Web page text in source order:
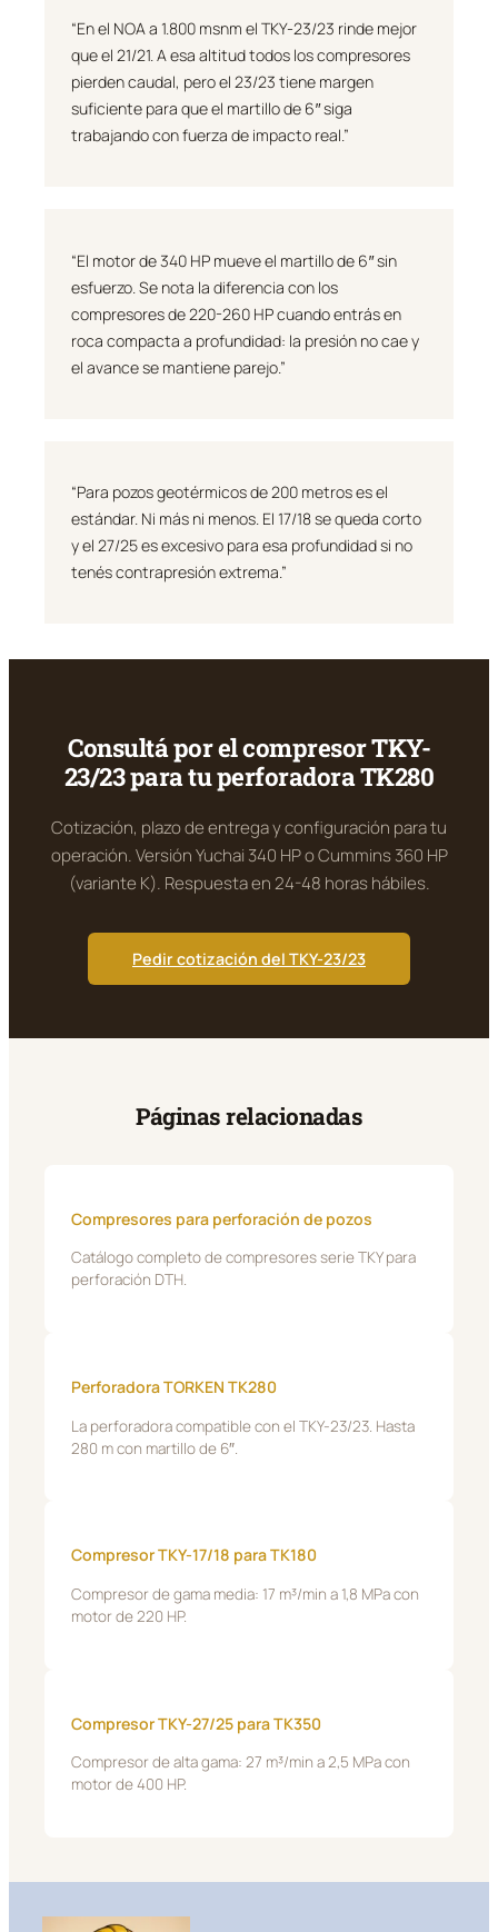
“En el NOA a 1.800 msnm el TKY-23/23 rinde mejor
que el 21/21. A esa altitud todos los compresores
pierden caudal, pero el 23/23 tiene margen
suficiente para que el martillo de 6″ siga
trabajando con fuerza de impacto real.”
“El motor de 340 HP mueve el martillo de 6″ sin
esfuerzo. Se nota la diferencia con los
compresores de 220-260 HP cuando entrás en
roca compacta a profundidad: la presión no cae y
el avance se mantiene parejo.”
“Para pozos geotérmicos de 200 metros es el
estándar. Ni más ni menos. El 17/18 se queda corto
y el 27/25 es excesivo para esa profundidad si no
tenés contrapresión extrema.”
Consultá por el compresor TKY-
23/23 para tu perforadora TK280
Cotización, plazo de entrega y configuración para tu
operación. Versión Yuchai 340 HP o Cummins 360 HP
(variante K). Respuesta en 24-48 horas hábiles.
Pedir cotización del TKY-23/23
Páginas relacionadas
Compresores para perforación de pozos
Catálogo completo de compresores serie TKY para
perforación DTH.
Perforadora TORKEN TK280
La perforadora compatible con el TKY-23/23. Hasta
280 m con martillo de 6″.
Compresor TKY-17/18 para TK180
Compresor de gama media: 17 m³/min a 1,8 MPa con
motor de 220 HP.
Compresor TKY-27/25 para TK350
Compresor de alta gama: 27 m³/min a 2,5 MPa con
motor de 400 HP.